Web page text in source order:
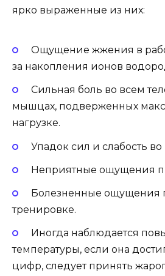
ярко выраженные из них:
Ощущение жжения в
за накопления ионов
Сильная боль во всем
мышцах, подверженных
нагрузке.
Упадок сил и слабость
Неприятные ощущения
Болезненные ощущения
тренировке.
Иногда наблюдается
температуры, если она
цифр, следует принять